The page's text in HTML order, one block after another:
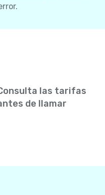
las tarifas
de llamar